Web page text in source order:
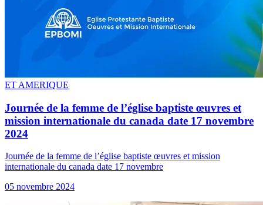
ET AMERIQUE
Journée de la femme de l’église baptiste œuvres et
mission internationale du canada date 17 novembre
2024
Journée de la femme de l’église baptiste œuvres et mission
internationale du canada date 17 novembre
05 novembre 2024